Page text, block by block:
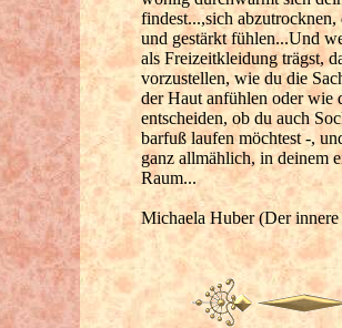
findest...,sich
und gestärkt fühlen...Und
als Freizeitkleidung trägst,
vorzustellen, wie du die
der Haut anfühlen oder wie
entscheiden, ob du auch
barfuß laufen möchtest -,
ganz allmählich, in deinem
Raum...
Michaela Huber (Der innere